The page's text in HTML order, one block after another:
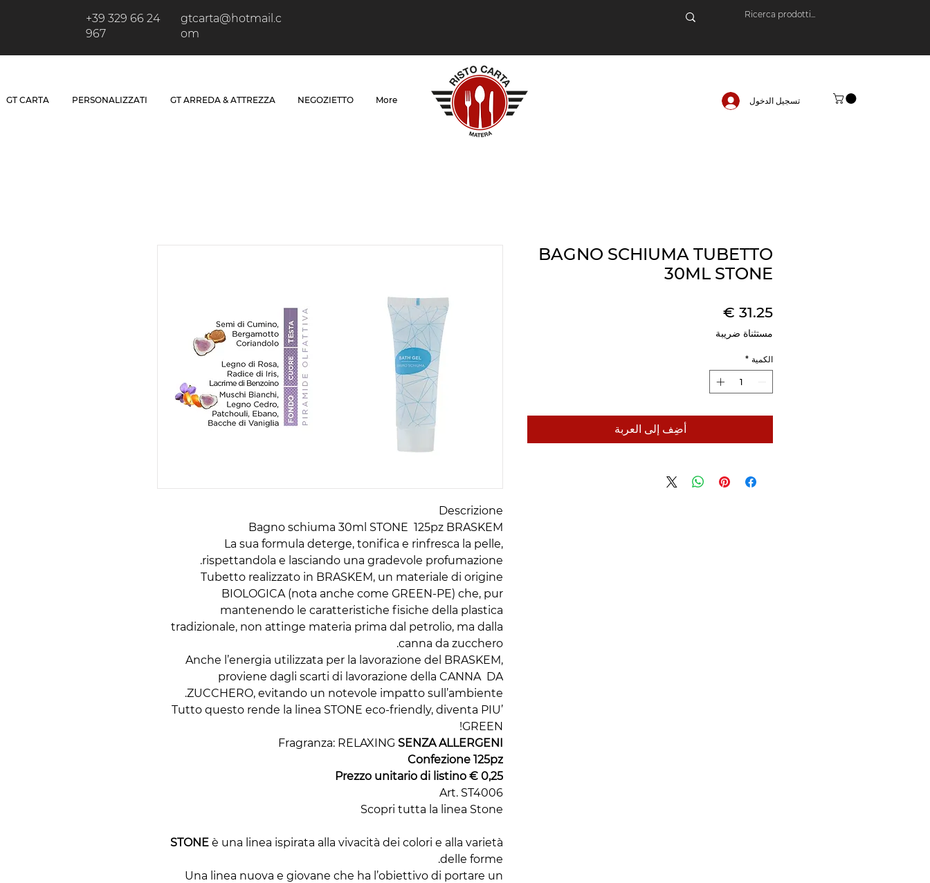
+39 329 66 24
967
gtcarta@hotmail.c
om
GT CARTA PERSONALIZZATI GT ARREDA & ATTREZZA NEGOZIETTO More تسجيل الدخول
Descrizione
Bagno schiuma 30ml STONE 125pz BRASKEM
La sua formula deterge, tonifica e rinfresca la pelle,
rispettandola e lasciando una gradevole profumazione.
Tubetto realizzato in BRASKEM, un materiale di origine
BIOLOGICA (nota anche come GREEN-PE) che, pur
mantenendo le caratteristiche fisiche della plastica
tradizionale, non attinge materia prima dal petrolio, ma dalla
canna da zucchero.
Anche l’energia utilizzata per la lavorazione del BRASKEM,
proviene dagli scarti di lavorazione della CANNA DA
ZUCCHERO, evitando un notevole impatto sull’ambiente.
Tutto questo rende la linea STONE eco-friendly, diventa PIU’
GREEN!
Fragranza: RELAXING SENZA ALLERGENI
Confezione 125pz
Prezzo unitario di listino € 0,25
Art. ST4006
Scopri tutta la linea Stone
STONE è una linea ispirata alla vivacità dei colori e alla varietà
delle forme.
Una linea nuova e giovane che ha l’obiettivo di portare un
BAGNO SCHIUMA TUBETTO
30ML STONE
السعر
مستثناة ضريبة
الكمية *
أضِف إلى العربة